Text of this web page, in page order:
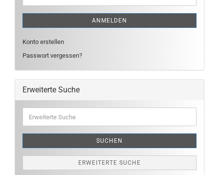
ANMELDEN
Konto erstellen
Passwort vergessen?
Erweiterte Suche
Suche
SUCHEN
ERWEITERTE SUCHE